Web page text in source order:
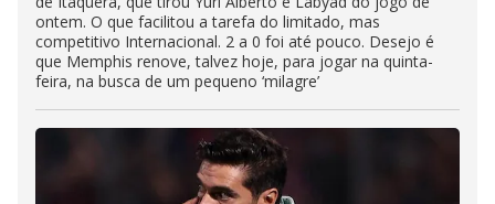
ontem. O que facilitou a tarefa do limitado, mas
competitivo Internacional. 2 a 0 foi até pouco. Desejo é
que Memphis renove, talvez hoje, para jogar na quinta-
feira, na busca de um pequeno ‘milagre’